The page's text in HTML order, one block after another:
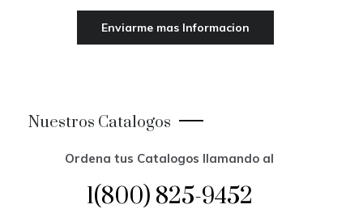
Nuestros Catalogos
Ordena tus Catalogos llamando al
1(800) 825-9452